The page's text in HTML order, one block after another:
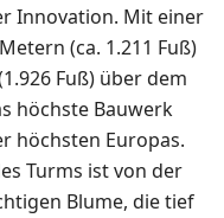
Innovation. Mit einer
(ca. 1.211 Fuß)
Fuß) über dem
höchste Bauwerk
höchsten Europas.
Turms ist von der
Blume, die tief